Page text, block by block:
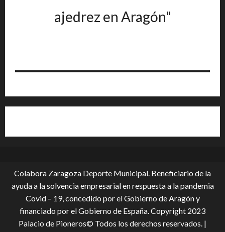
ajedrez en Aragón"
Colabora Zaragoza Deporte Municipal. Beneficiario de la
ayuda a la solvencia empresarial en respuesta a la pandemia
Covid – 19, conce­dido por el Gobierno de Aragón y
financiado por el Gobierno de España. Copyright 2023
Palacio de Pioneros© Todos los derechos reservados. |